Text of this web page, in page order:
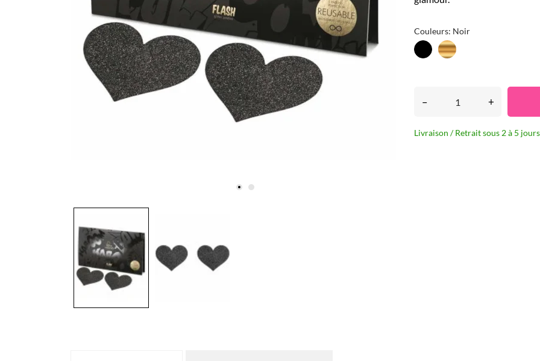
Couleurs: Noir
Noir Doré
– +
Livraison / Retrait sous 2 à 5 jours